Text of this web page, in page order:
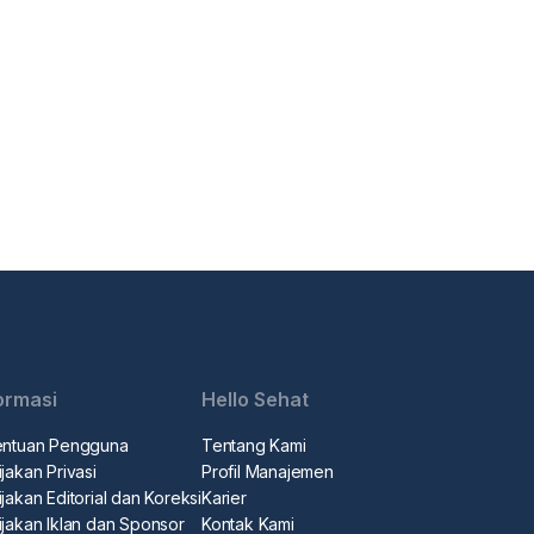
Pengguna
Privasi
Editorial dan Koreksi
Iklan dan Sponsor
Hello Sehat
Tentang Kami
Profil Manajemen
Karier
Kontak Kami